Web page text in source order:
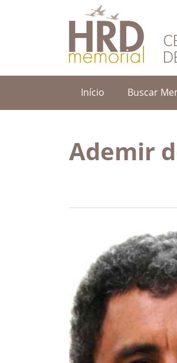
HRD
Início Buscar
Ademir